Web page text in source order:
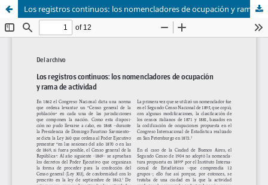
Los registros continuos: los nomencladores de ocupación y rama de actividad